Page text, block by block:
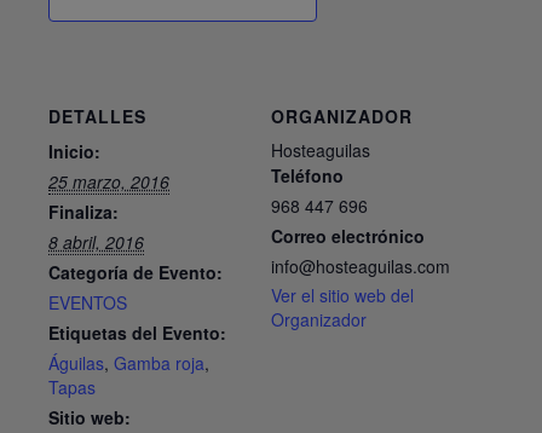
DETALLES
Inicio:
25 marzo, 2016
Finaliza:
8 abril, 2016
Categoría de Evento:
EVENTOS
Etiquetas del Evento:
Águilas, Gamba roja,
Tapas
Sitio web:
ORGANIZADOR
Hosteaguilas
Teléfono
968 447 696
Correo electrónico
info@hosteaguilas.com
Ver el sitio web del
Organizador